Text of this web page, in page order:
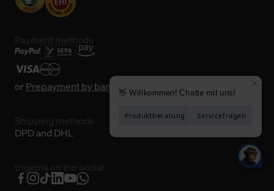
orPrepayment by bank transfer
DPD and DHL